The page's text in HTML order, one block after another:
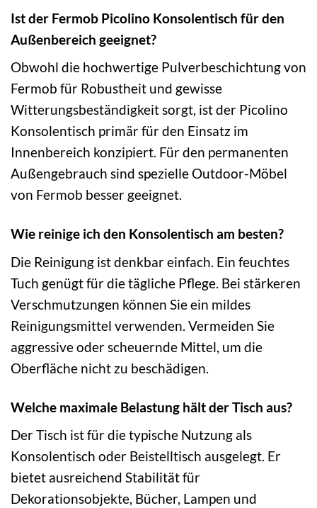
Ist der Fermob Picolino Konsolentisch für den
Außenbereich geeignet?
Obwohl die hochwertige Pulverbeschichtung von
Fermob für Robustheit und gewisse
Witterungsbeständigkeit sorgt, ist der Picolino
Konsolentisch primär für den Einsatz im
Innenbereich konzipiert. Für den permanenten
Außengebrauch sind spezielle Outdoor-Möbel
von Fermob besser geeignet.
Wie reinige ich den Konsolentisch am besten?
Die Reinigung ist denkbar einfach. Ein feuchtes
Tuch genügt für die tägliche Pflege. Bei stärkeren
Verschmutzungen können Sie ein mildes
Reinigungsmittel verwenden. Vermeiden Sie
aggressive oder scheuernde Mittel, um die
Oberfläche nicht zu beschädigen.
Welche maximale Belastung hält der Tisch aus?
Der Tisch ist für die typische Nutzung als
Konsolentisch oder Beistelltisch ausgelegt. Er
bietet ausreichend Stabilität für
Dekorationsobjekte, Bücher, Lampen und